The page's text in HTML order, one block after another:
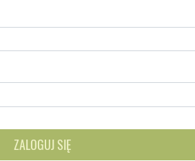
ZALOGUJ SIĘ